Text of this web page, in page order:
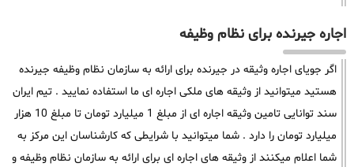
اجاره جیرنده برای نظام وظیفه
اگر جویای اجاره وثیقه در جیرنده برای ارائه به سازمان نظام وظیفه جیرنده
هستید میتوانید از وثیقه های ملکی اجاره ای ما استفاده نمایید . تیم ایران
سند توانایی تامین وثیقه اجاره ای از مبلغ 1 میلیارد تومان تا مبلغ 10 هزار
میلیارد تومان را دارد . شما میتوانید با شرایطی که کارشناسان این مرکز به
شما اعلام میکنند از وثیقه های اجاره ای برای ارائه به سازمان نظام وظیفه و